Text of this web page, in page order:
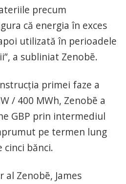
precum
că energia în exces
utilizată în perioadele
a subliniat Zenobē.
primei faze a
/ 400 MWh, Zenobē a
GBP prin intermediul
pe termen lung
cinci bănci.
Zenobē, James